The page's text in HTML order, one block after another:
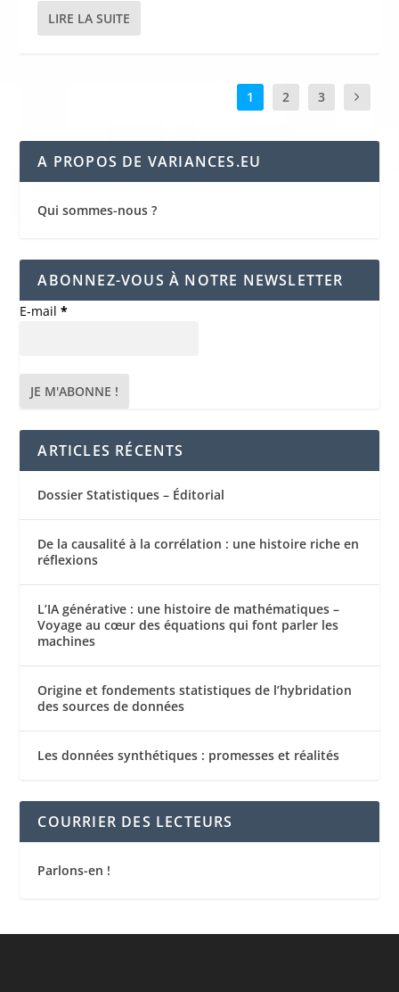
LIRE LA SUITE
1 2 3
A PROPOS DE VARIANCES.EU
Qui sommes-nous ?
ABONNEZ-VOUS À NOTRE NEWSLETTER
E-mail*
ARTICLES RÉCENTS
Dossier Statistiques – Éditorial
De la causalité à la corrélation : une histoire riche en
réflexions
L’IA générative : une histoire de mathématiques –
Voyage au cœur des équations qui font parler les
machines
Origine et fondements statistiques de l’hybridation
des sources de données
Les données synthétiques : promesses et réalités
COURRIER DES LECTEURS
Parlons-en !